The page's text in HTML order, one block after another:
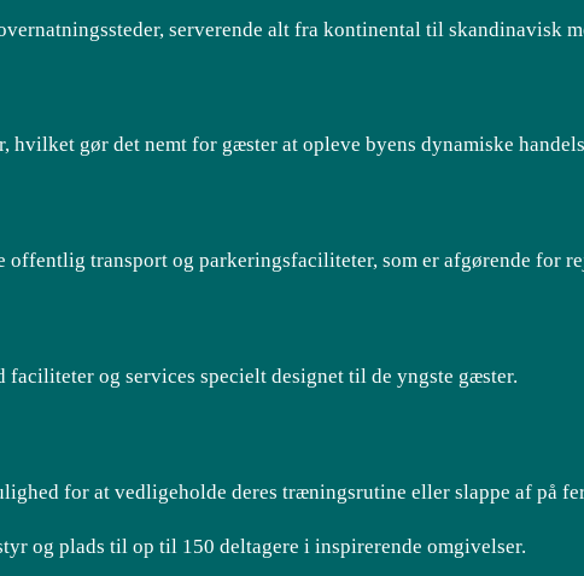
serverende alt fra kontinental til skandinavisk
gør det nemt for gæster at opleve byens dynamiske
offentlig transport og parkeringsfaciliteter, som er afgørende for
og services specielt designet til de yngste gæster.
for at vedligeholde deres træningsrutine eller slappe af på
og plads til op til 150 deltagere i inspirerende omgivelser.